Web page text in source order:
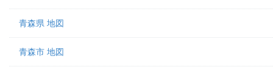
青森県 地図
青森市 地図